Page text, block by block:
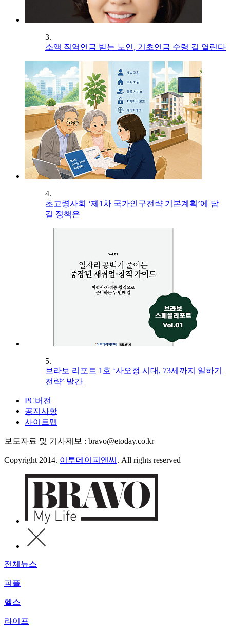
3.
소액 직역연금 받는 노인, 기초연금 수령 길 열린다
4.
초고령사회 ‘제1차 국가인구전략 기본계획’에 담
길 정책은
5.
브라보 리포트 1호 ‘사오정 시대, 73세까지 일하기
전략’ 발간
PC버전
공지사항
사이트맵
보도자료 및 기사제보 : bravo@etoday.co.kr
Copyright 2014. 이투데이피엔씨 . All rights reserved
전체뉴스
피플
헬스
라이프